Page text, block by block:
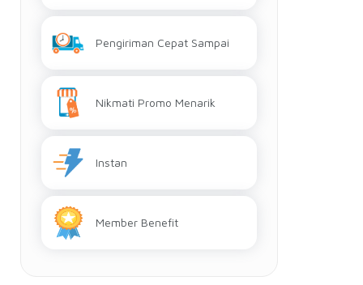
Pengiriman Cepat Sampai
Nikmati Promo Menarik
Instan
Member Benefit